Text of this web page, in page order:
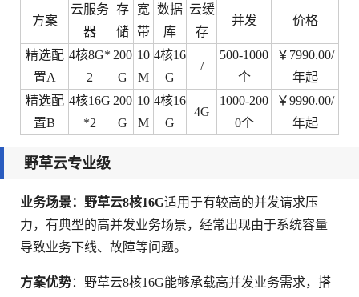
方案
云服务
器
存
储
宽
带
数据
库
云缓
存
并发 价格
精选配
置A
4核8G*
2
200
G
10
M
4核16
G
/
500-1000
个
￥7990.00/
年起
精选配
置B
4核16G
*2
200
G
10
M
4核16
G
4G
1000-200
0个
￥9990.00/
年起
野草云专业级
业务场景：野草云8核16G适用于有较高的并发请求压
力，有典型的高并发业务场景，经常出现由于系统容量
导致业务下线、故障等问题。
方案优势：野草云8核16G能够承载高并发业务需求，搭